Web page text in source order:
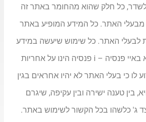
כל חלק שהוא מהחומר באתר זה
האתר. כל המידע המופיע באתר
לבעלי האתר. כל שימוש שיעשה במידע
ו/או בתוכן הנמצא באיי פנסיה – i פנסיה הינו על אחריות
לו כי בעלי האתר לא יהיו אחראים בגין
בין טענה ישירה ובין עקיפה, שיגרם
ג' כלשהו בכל הקשור לשימוש באתר.